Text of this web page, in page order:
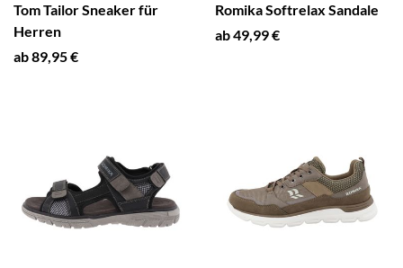
Tom Tailor Sneaker für
Herren
ab 89,95 €
Romika Softrelax Sandale
ab 49,99 €